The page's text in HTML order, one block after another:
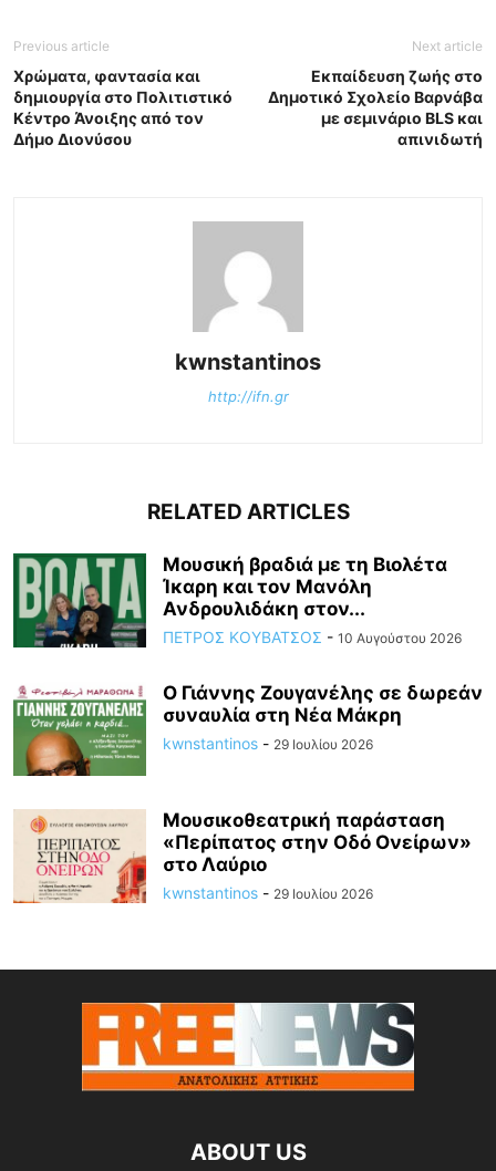
Previous article
Χρώματα, φαντασία και
δημιουργία στο Πολιτιστικό
Κέντρο Άνοιξης από τον
Δήμο Διονύσου
Next article
Εκπαίδευση ζωής στο
Δημοτικό Σχολείο Βαρνάβα
με σεμινάριο BLS και
απινιδωτή
kwnstantinos
http://ifn.gr
RELATED ARTICLES
Μουσική βραδιά με τη Βιολέτα
Ίκαρη και τον Μανόλη
Ανδρουλιδάκη στον...
ΠΕΤΡΟΣ ΚΟΥΒΑΤΣΟΣ - 10 Αυγούστου 2026
Ο Γιάννης Ζουγανέλης σε δωρεάν
συναυλία στη Νέα Μάκρη
kwnstantinos - 29 Ιουλίου 2026
Μουσικοθεατρική παράσταση
«Περίπατος στην Οδό Ονείρων»
στο Λαύριο
kwnstantinos - 29 Ιουλίου 2026
ABOUT US